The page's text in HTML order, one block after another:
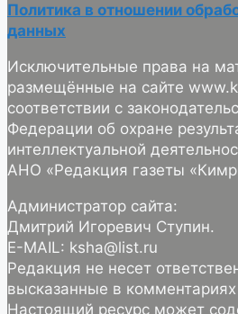
Политика в отношении
данных
Исключительные права на
размещённые на сайте
соответствии с
Федерации об охране
интеллектуальной
АНО «Редакция газеты
Администратор сайта:
Дмитрий Игоревич Ступин.
E-MAIL: ksha@list.ru
Редакция не несет
высказанные в комментариях
Настоящий ресурс может